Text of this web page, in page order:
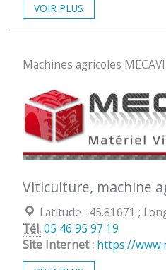
VOIR PLUS
Machines agricoles
Viticulture, machine
Coordonées
Latitude : 45.81671 ;
Tél.05 46 95 97 19
Site Internet : https://